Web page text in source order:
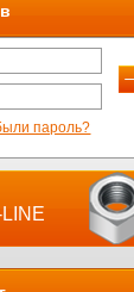
пароль?